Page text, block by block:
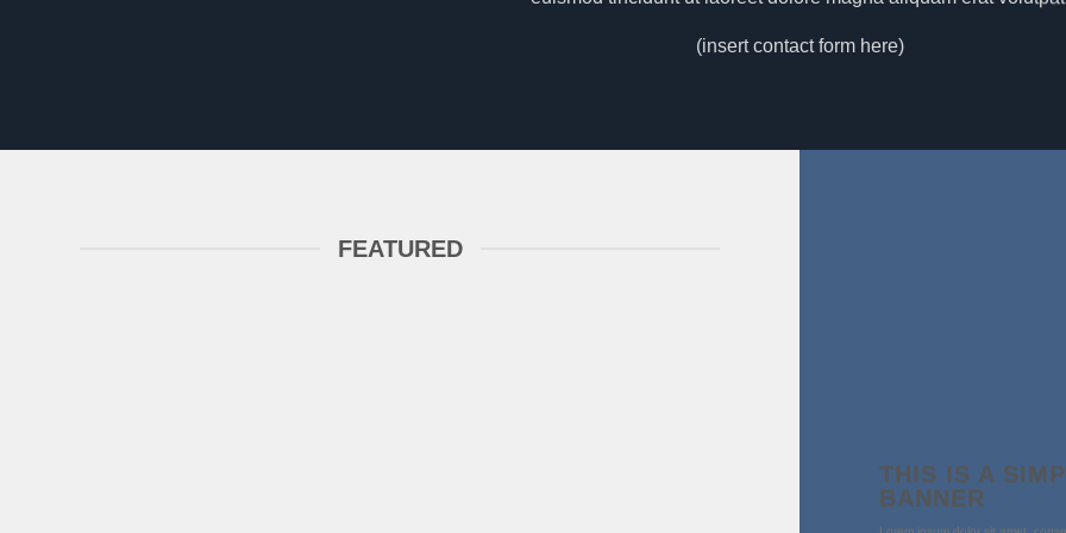
(insert contact form here)
FEATURED
THIS IS A
BANNER